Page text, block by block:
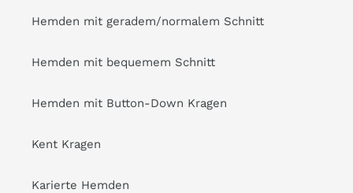
Hemden mit geradem/normalem Schnitt
Hemden mit bequemem Schnitt
Hemden mit Button-Down Kragen
Kent Kragen
Karierte Hemden